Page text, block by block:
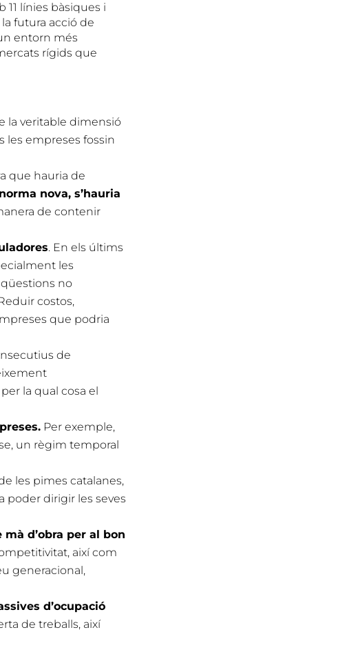
línies bàsiques i
futura acció de
entorn més
rígids que
la veritable dimensió
les empreses fossin
que hauria de
nova, s’hauria
de contenir
. En els últims
les
no
costos,
que podria
de
la qual cosa el
Per exemple,
un règim temporal
les pimes catalanes,
poder dirigir les seves
d’obra per al bon
així com
generacional,
d’ocupació
de treballs, així